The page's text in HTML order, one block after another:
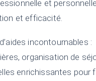
et
et efficacité.
incontournables :
organisation de
enrichissantes pour